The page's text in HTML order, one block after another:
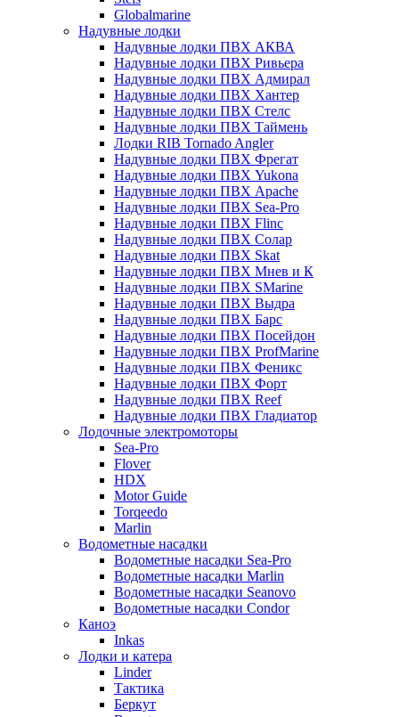
Globalmarine
Надувные лодки
Надувные лодки ПВХ АКВА
Надувные лодки ПВХ Ривьера
Надувные лодки ПВХ Адмирал
Надувные лодки ПВХ Хантер
Надувные лодки ПВХ Стелс
Надувные лодки ПВХ Таймень
Лодки RIB Tornado Angler
Надувные лодки ПВХ Фрегат
Надувные лодки ПВХ Yukona
Надувные лодки ПВХ Apache
Надувные лодки ПВХ Sea-Pro
Надувные лодки ПВХ Flinc
Надувные лодки ПВХ Солар
Надувные лодки ПВХ Skat
Надувные лодки ПВХ Мнев и К
Надувные лодки ПВХ SMarine
Надувные лодки ПВХ Выдра
Надувные лодки ПВХ Барс
Надувные лодки ПВХ Посейдон
Надувные лодки ПВХ ProfMarine
Надувные лодки ПВХ Феникс
Надувные лодки ПВХ Форт
Надувные лодки ПВХ Reef
Надувные лодки ПВХ Гладиатор
Лодочные электромоторы
Sea-Pro
Flover
HDX
Motor Guide
Torqeedo
Marlin
Водометные насадки
Водометные насадки Sea-Pro
Водометные насадки Marlin
Водометные насадки Seanovo
Водометные насадки Condor
Каноэ
Inkas
Лодки и катера
Linder
Тактика
Беркут